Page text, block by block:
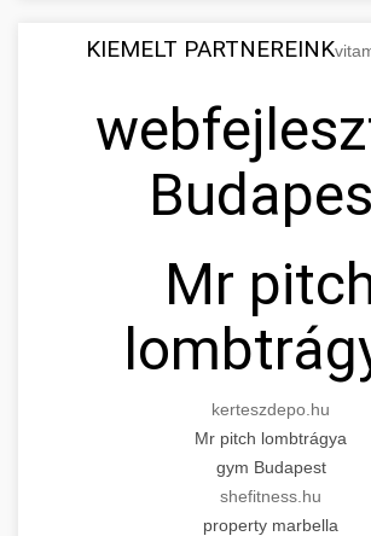
KIEMELT PARTNEREINK
Mr
kerteszdepo.hu
Mr pitch lombtrágya
gym Budapest
shefitness.hu
property marbella